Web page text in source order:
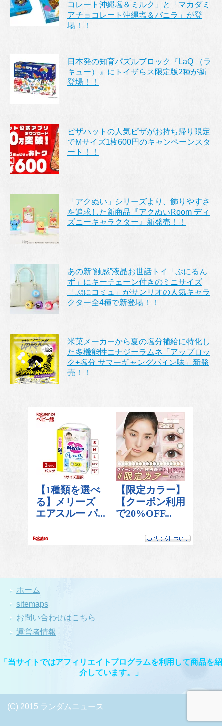
コレート沖縄塩＆ミルク」と「マカダミ
アチョコレート沖縄塩＆バニラ」が登
場！！
日本発の知育パズルブロック『LaQ （ラ
キュー）』にトイザらス限定版2種が新
登場！！
ピザハットの人気ピザがお持ち帰り限定
でMサイズ1枚600円のキャンペーンスタ
ート！！
「アクぬい」シリーズより、飾りやすさ
を追求した新商品『アクぬいRoom ディ
ズニーキャラクター』新発売！！
あの新“触感”液晶お世話トイ「ぷにるん
ず」にキーチェーン付きのミニサイズ
「ぷにコミュ」がサンリオの人気キャラ
クター全4種で新登場！！
米菓メーカーから夏の塩分補給に特化し
た多機能性エナジーラムネ「アップロッ
ク+塩分 サマーギャングパイン味」新発
売！！
ホーム
sitemaps
お問い合わせはこちら
運営者情報
「当サイトではアフィリエイトプログラムを利用して商品を紹
介しています。」
(C) 2015 ランダムニュース